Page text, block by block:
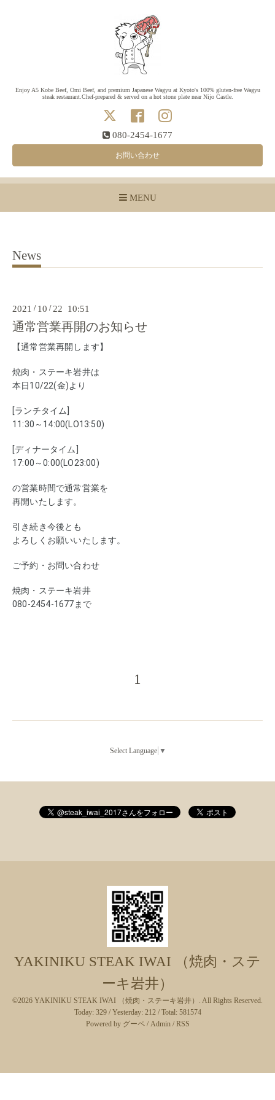
Enjoy A5 Kobe Beef, Omi Beef, and premium Japanese Wagyu at Kyoto's 100% gluten-free Wagyu
steak restaurant.Chef-prepared & served on a hot stone plate near Nijo Castle.
080-2454-1677
お問い合わせ
MENU
News
2021 / 10 / 22 10:51
通常営業再開のお知らせ
【通常営業再開します】
焼肉・ステーキ岩井は
本日10/22(金)より
[ランチタイム]
11:30～14:00(LO13:50)
[ディナータイム]
17:00～0:00(LO23:00)
の営業時間で通常営業を
再開いたします。
引き続き今後とも
よろしくお願いいたします。
ご予約・お問い合わせ
焼肉・ステーキ岩井
080-2454-1677まで
1
Select Language ▼
YAKINIKU STEAK IWAI （焼肉・ステ
ーキ岩井）
©2026 YAKINIKU STEAK IWAI （焼肉・ステーキ岩井） . All Rights Reserved.
Today: 329/ Yesterday: 212/ Total: 581574
Powered by グーペ/ Admin / RSS